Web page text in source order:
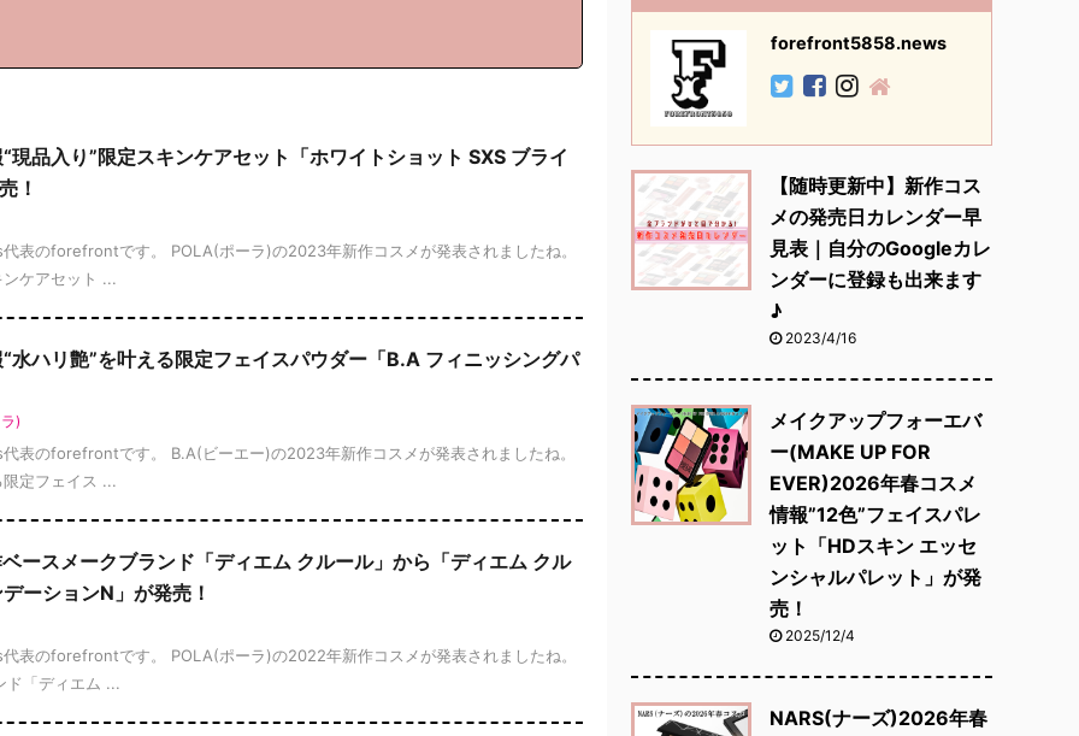
品入り”限定スキンケアセット「ホワイトショット SXS ブライ
！
のforefrontです。 POLA(ポーラ)の2023年新作コスメが発表されましたね。
ケアセット ...
ハリ艶”を叶える限定フェイスパウダー「B.A フィニッシングパ
)
のforefrontです。 B.A(ビーエー)の2023年新作コスメが発表されましたね。
定フェイス ...
ースメークブランド「ディエム クルール」から「ディエム クル
ーションN」が発売！
のforefrontです。 POLA(ポーラ)の2022年新作コスメが発表されましたね。
ド「ディエム ...
forefront5858.news
【随時更新中】新作コス
メの発売日カレンダー早
見表｜自分のGoogleカレ
ンダーに登録も出来ます
♪
2023/4/16
メイクアップフォーエバ
ー(MAKE UP FOR
EVER)2026年春コスメ
情報”12色”フェイスパレ
ット「HDスキン エッセ
ンシャルパレット」が発
売！
2025/12/4
NARS(ナーズ)2026年春